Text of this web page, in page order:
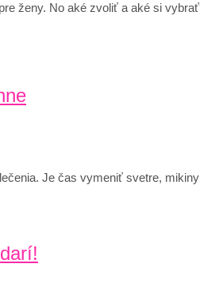
ženy. No aké zvoliť a aké si
Je čas vymeniť svetre,